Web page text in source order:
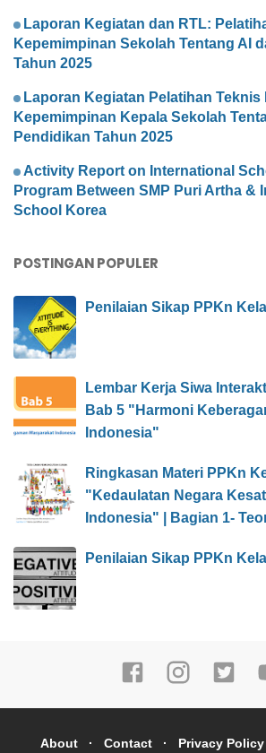
Laporan Kegiatan dan RTL:
Kepemimpinan Sekolah Tentang AI
Tahun 2025
Laporan Kegiatan Pelatihan Teknis
Kepemimpinan Kepala Sekolah
Pendidikan Tahun 2025
Activity Report on International
Program Between SMP Puri Artha &
School Korea
POSTINGAN POPULER
Penilaian Sikap PPKn
Lembar Kerja Siwa
Bab 5 "Harmoni
Indonesia"
Ringkasan Materi PPKn
"Kedaulatan Negara
Indonesia" | Bagian 1-
Penilaian Sikap PPKn
About Contact Privacy Policy